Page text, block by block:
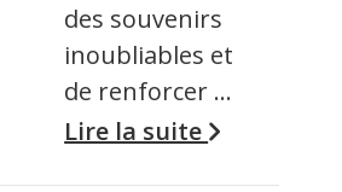
des souvenirs
inoubliables et
de renforcer …
Lire la suite